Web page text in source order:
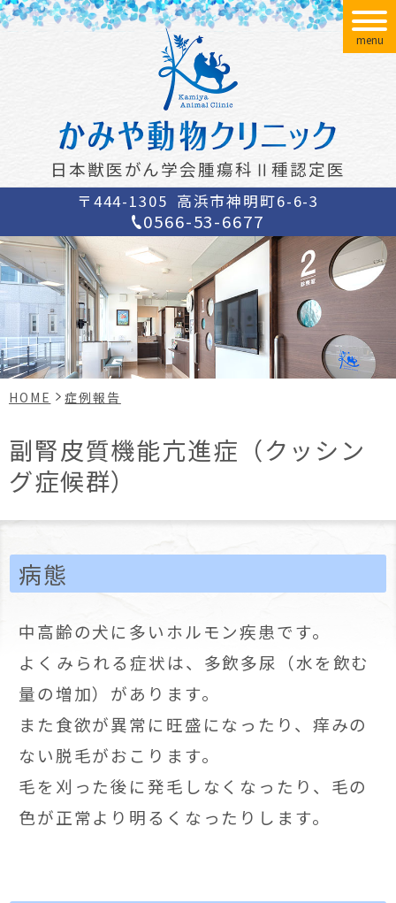
日本獣医がん学会腫瘍科Ⅱ種認定医
〒444-1305 高浜市神明町6-6-3
0566-53-6677
menu
HOME 症例報告
副腎皮質機能亢進症（クッシン
グ症候群）
病態
中高齢の犬に多いホルモン疾患です。
よくみられる症状は、多飲多尿（水を飲む
量の増加）があります。
また食欲が異常に旺盛になったり、痒みの
ない脱毛がおこります。
毛を刈った後に発毛しなくなったり、毛の
色が正常より明るくなったりします。